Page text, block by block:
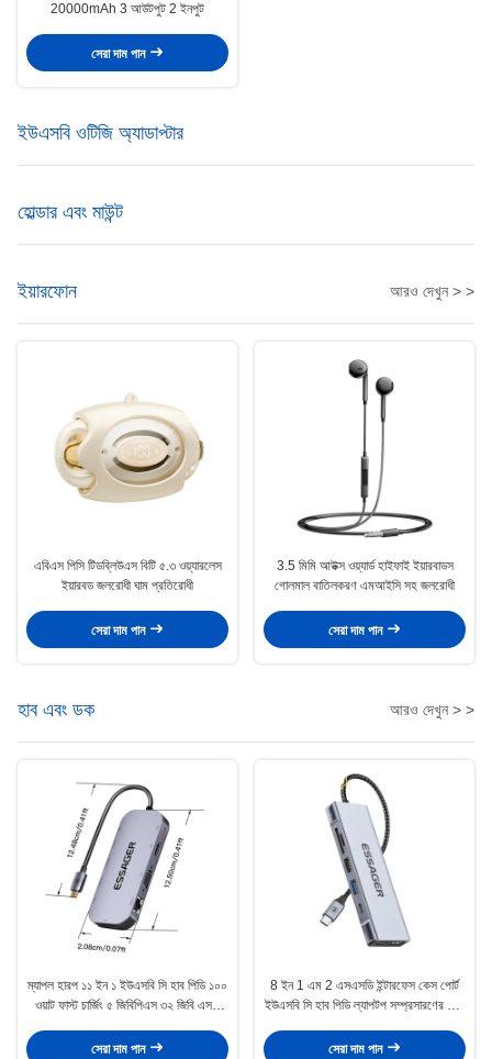
20000mAh 3 আউটপুট 2 ইনপুট
সেরা দাম পান
ইউএসবি ওটিজি অ্যাডাপ্টার
হোল্ডার এবং মাউন্ট
ইয়ারফোন আরও দেখুন > >
এবিএস পিসি টিডব্লিউএস বিটি ৫.৩ ওয়্যারলেস
ইয়ারবড জলরোধী ঘাম প্রতিরোধী
সেরা দাম পান
3.5 মিমি আউক্স ওয়্যার্ড হাইফাই ইয়ারবাডস
গোলমাল বাতিলকরণ এমআইসি সহ জলরোধী
সেরা দাম পান
হাব এবং ডক আরও দেখুন > >
ম্যাপল হারপ ১১ ইন ১ ইউএসবি সি হাব পিডি ১০০
ওয়াট ফাস্ট চার্জিং ৫ জিবিপিএস ৩২ জিবি এসডি
সেরা দাম পান
8 ইন 1 এম 2 এসএসডি ইন্টারফেস কেস পোর্ট
ইউএসবি সি হাব পিডি ল্যাপটপ সম্প্রসারণের জন্য
সেরা দাম পান